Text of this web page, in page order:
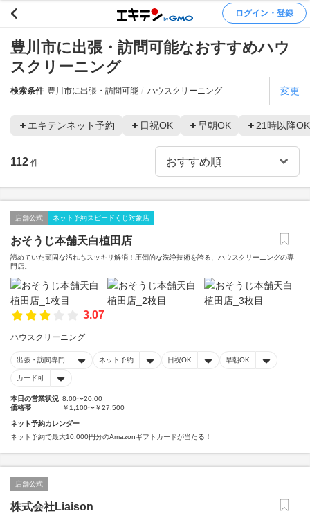
ログイン・登録
豊川市に出張・訪問可能なおすすめハウ
スクリーニング
検索条件 豊川市に出張・訪問可能 ハウスクリーニング 変更
エキテンネット予約 日祝OK 早朝OK 21時以降OK
112 件
店舗公式 ネット予約スピードくじ対象店
おそうじ本舗天白植田店
諦めていた頑固な汚れもスッキリ解消！圧倒的な洗浄技術を誇る、ハウスクリーニングの専
門店。
3.07
ハウスクリーニング
出張・訪問専門 ネット予約 日祝OK 早朝OK
カード可
本日の営業状況 8:00〜20:00
価格帯
￥1,100〜￥27,500
ネット予約カレンダー
ネット予約で最大10,000円分のAmazonギフトカードが当たる！
店舗公式
株式会社Liaison